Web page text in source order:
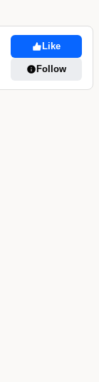
Like
Follow